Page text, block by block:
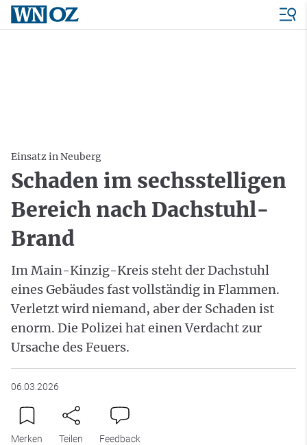
Einsatz in Neuberg
Schaden im sechsstelligen
Bereich nach Dachstuhl-
Brand
Im Main-Kinzig-Kreis steht der Dachstuhl
eines Gebäudes fast vollständig in Flammen.
Verletzt wird niemand, aber der Schaden ist
enorm. Die Polizei hat einen Verdacht zur
Ursache des Feuers.
06.03.2026
Merken Teilen Feedback